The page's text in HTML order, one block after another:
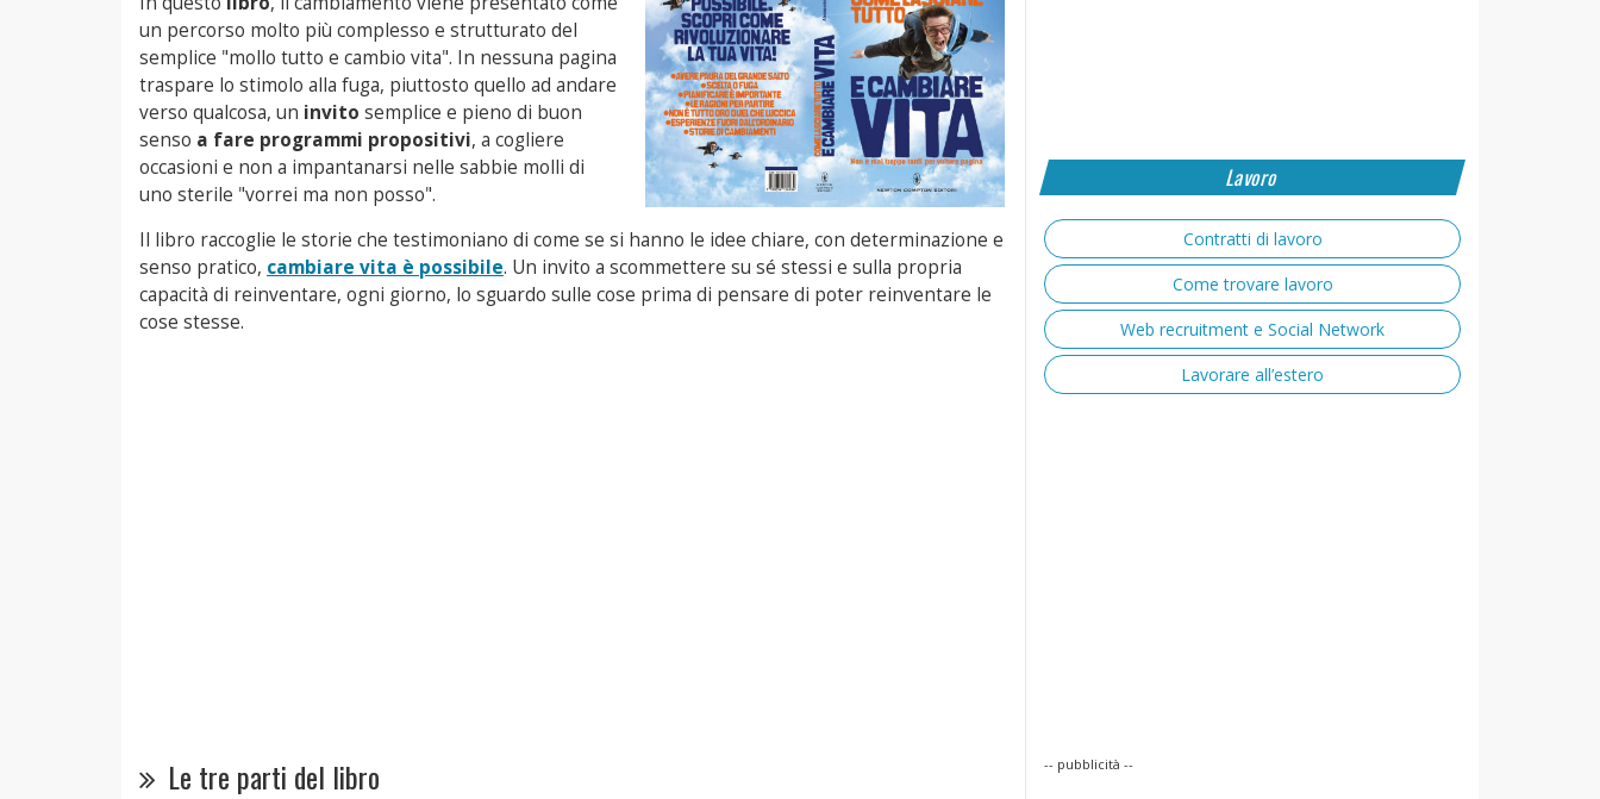
un percorso molto più complesso e strutturato del
semplice "mollo tutto e cambio vita". In nessuna pagina
traspare lo stimolo alla fuga, piuttosto quello ad andare
verso qualcosa, un invito semplice e pieno di buon
senso a fare programmi propositivi, a cogliere
occasioni e non a impantanarsi nelle sabbie molli di
uno sterile "vorrei ma non posso".
Il libro raccoglie le storie che testimoniano di come se si hanno le idee chiare, con determinazione e
senso pratico, cambiare vita è possibile. Un invito a scommettere su sé stessi e sulla propria
capacità di reinventare, ogni giorno, lo sguardo sulle cose prima di pensare di poter reinventare le
cose stesse.
Le tre parti del libro
Lavoro
Contratti di lavoro
Come trovare lavoro
Web recruitment e Social Network
Lavorare all’estero
-- pubblicità --